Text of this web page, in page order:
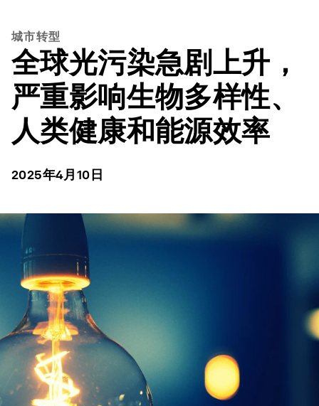
城市转型
全球光污染急剧上升，
严重影响生物多样性、
人类健康和能源效率
2025年4月10日